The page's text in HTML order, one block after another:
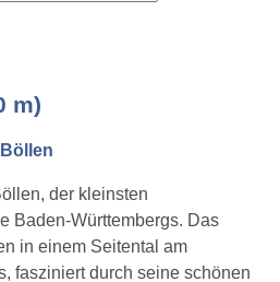
m)
der kleinsten
Baden-Württembergs. Das
in einem Seitental am
fasziniert durch seine schönen